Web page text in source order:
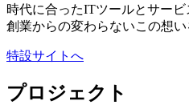
時代に合ったITツールとサー
創業からの変わらないこの想
特設サイトへ
プロジェクト